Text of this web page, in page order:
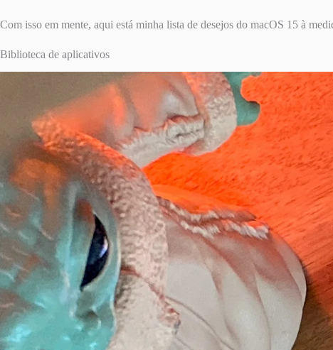
Com isso em mente, aqui está minha lista de desejos do macOS 15 à
Biblioteca de aplicativos